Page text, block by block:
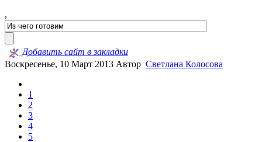
,
Добавить сайт в закладки
Воскресенье, 10 Март 2013 Автор Светлана Колосова
1
2
3
4
5